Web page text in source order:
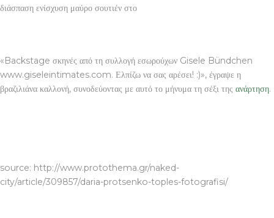
διάσπαση ενίσχυση μαύρο σουτιέν στο
«Backstage σκηνές από τη συλλογή εσωρούχων Gisele Bündchen
www.giseleintimates.com. Ελπίζω να σας αρέσει! :)», έγραψε η
βραζιλιάνα καλλονή, συνοδεύοντας με αυτό το μήνυμα τη σέξι της ανάρτηση.
source: http://www.protothema.gr/naked-
city/article/309857/daria-protsenko-toples-fotografisi/